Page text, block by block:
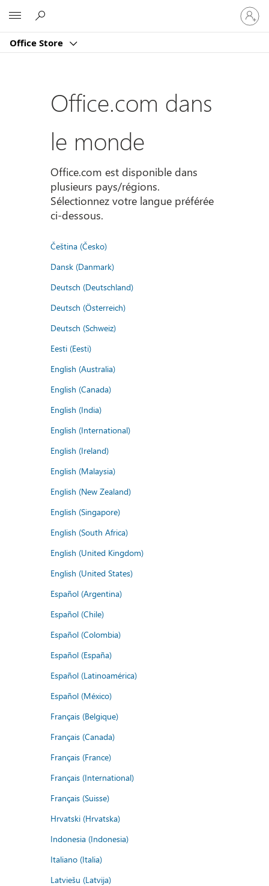
Office Store
vous
à
compte
Office.com dans
le monde
Office.com est disponible dans
plusieurs pays/régions.
Sélectionnez votre langue préférée
ci-dessous.
Čeština (Česko)
Dansk (Danmark)
Deutsch (Deutschland)
Deutsch (Österreich)
Deutsch (Schweiz)
Eesti (Eesti)
English (Australia)
English (Canada)
English (India)
English (International)
English (Ireland)
English (Malaysia)
English (New Zealand)
English (Singapore)
English (South Africa)
English (United Kingdom)
English (United States)
Español (Argentina)
Español (Chile)
Español (Colombia)
Español (España)
Español (Latinoamérica)
Español (México)
Français (Belgique)
Français (Canada)
Français (France)
Français (International)
Français (Suisse)
Hrvatski (Hrvatska)
Indonesia (Indonesia)
Italiano (Italia)
Latviešu (Latvija)